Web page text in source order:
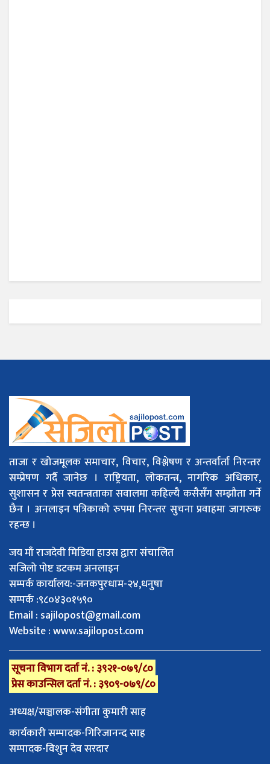
ताजा र खोजमूलक समाचार, विचार, विश्लेषण र अन्तर्वार्ता निरन्तर
सम्प्रेषण गर्दै जानेछ । राष्ट्रियता, लोकतन्त्र, नागरिक अधिकार,
सुशासन र प्रेस स्वतन्त्रताका सवालमा कहिल्यै कसैसँग सम्झौता गर्ने
छैन । अनलाइन पत्रिकाको रुपमा निरन्तर सुचना प्रवाहमा जागरुक
रहन्छ ।
जय माँ राजदेवी मिडिया हाउस द्वारा संचालित
सजिलो पोष्ट डटकम अनलाइन
सम्पर्क कार्यालय:-जनकपुरधाम-२४,धनुषा
सम्पर्क :९८०४३०१५९०
Email : sajilopost@gmail.com
Website : www.sajilopost.com
सूचना विभाग दर्ता नं. : ३९२१-०७९/८०
प्रेस काउन्सिल दर्ता नं. : ३९०९-०७९/८०
अध्यक्ष/सञ्चालक-संगीता कुमारी साह
कार्यकारी सम्पादक-गिरिजानन्द साह
सम्पादक-विशुन देव सरदार